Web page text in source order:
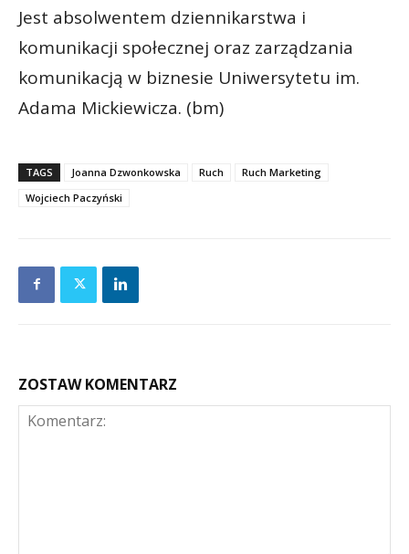
Jest absolwentem dziennikarstwa i
komunikacji społecznej oraz zarządzania
komunikacją w biznesie Uniwersytetu im.
Adama Mickiewicza. (bm)
TAGS Joanna Dzwonkowska Ruch
Ruch Marketing
Wojciech Paczyński
ZOSTAW KOMENTARZ